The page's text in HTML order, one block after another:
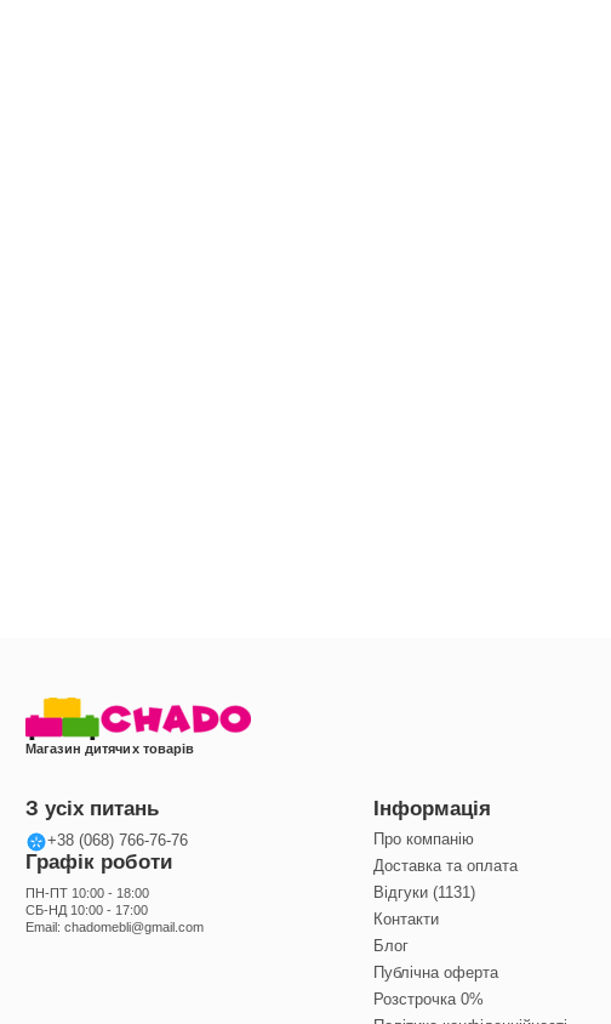
Висувна скринька — для зберігання канцелярії, зошитів і просто зручність для дитини.
утримує книги/ зошити від падіння при нахилі стільниці.
Магазин дитячих товарів
З усіх питань
+38 (068) 766-76-76
Графік роботи
ПН-ПТ 10:00 - 18:00
СБ-НД 10:00 - 17:00
Email: chadomebli@gmail.com
Інформація
Про компанію
Доставка та оплата
Відгуки (1131)
Контакти
Блог
Публічна оферта
Розстрочка 0%